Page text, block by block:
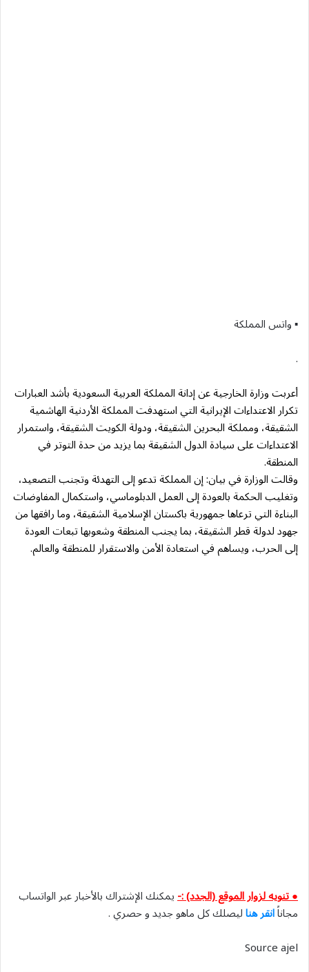
▪︎ واتس المملكة
.
أعربت وزارة الخارجية عن إدانة المملكة العربية السعودية بأشد العبارات
تكرار الاعتداءات الإيرانية التي استهدفت المملكة الأردنية الهاشمية
الشقيقة، ومملكة البحرين الشقيقة، ودولة الكويت الشقيقة، واستمرار
الاعتداءات على سيادة الدول الشقيقة بما يزيد من حدة التوتر في
المنطقة.
وقالت الوزارة في بيان: إن المملكة تدعو إلى التهدئة وتجنب التصعيد،
وتغليب الحكمة بالعودة إلى العمل الدبلوماسي، واستكمال المفاوضات
البناءة التي ترعاها جمهورية باكستان الإسلامية الشقيقة، وما رافقها من
جهود لدولة قطر الشقيقة، بما يجنب المنطقة وشعوبها تبعات العودة
إلى الحرب، ويساهم في استعادة الأمن والاستقرار للمنطقة والعالم.
● تنويه لزوار الموقع (الجدد) :-يمكنك الإشتراك بالأخبار عبر الواتساب
مجاناًانقر هناليصلك كل ماهو جديد و حصري .
Source ajel